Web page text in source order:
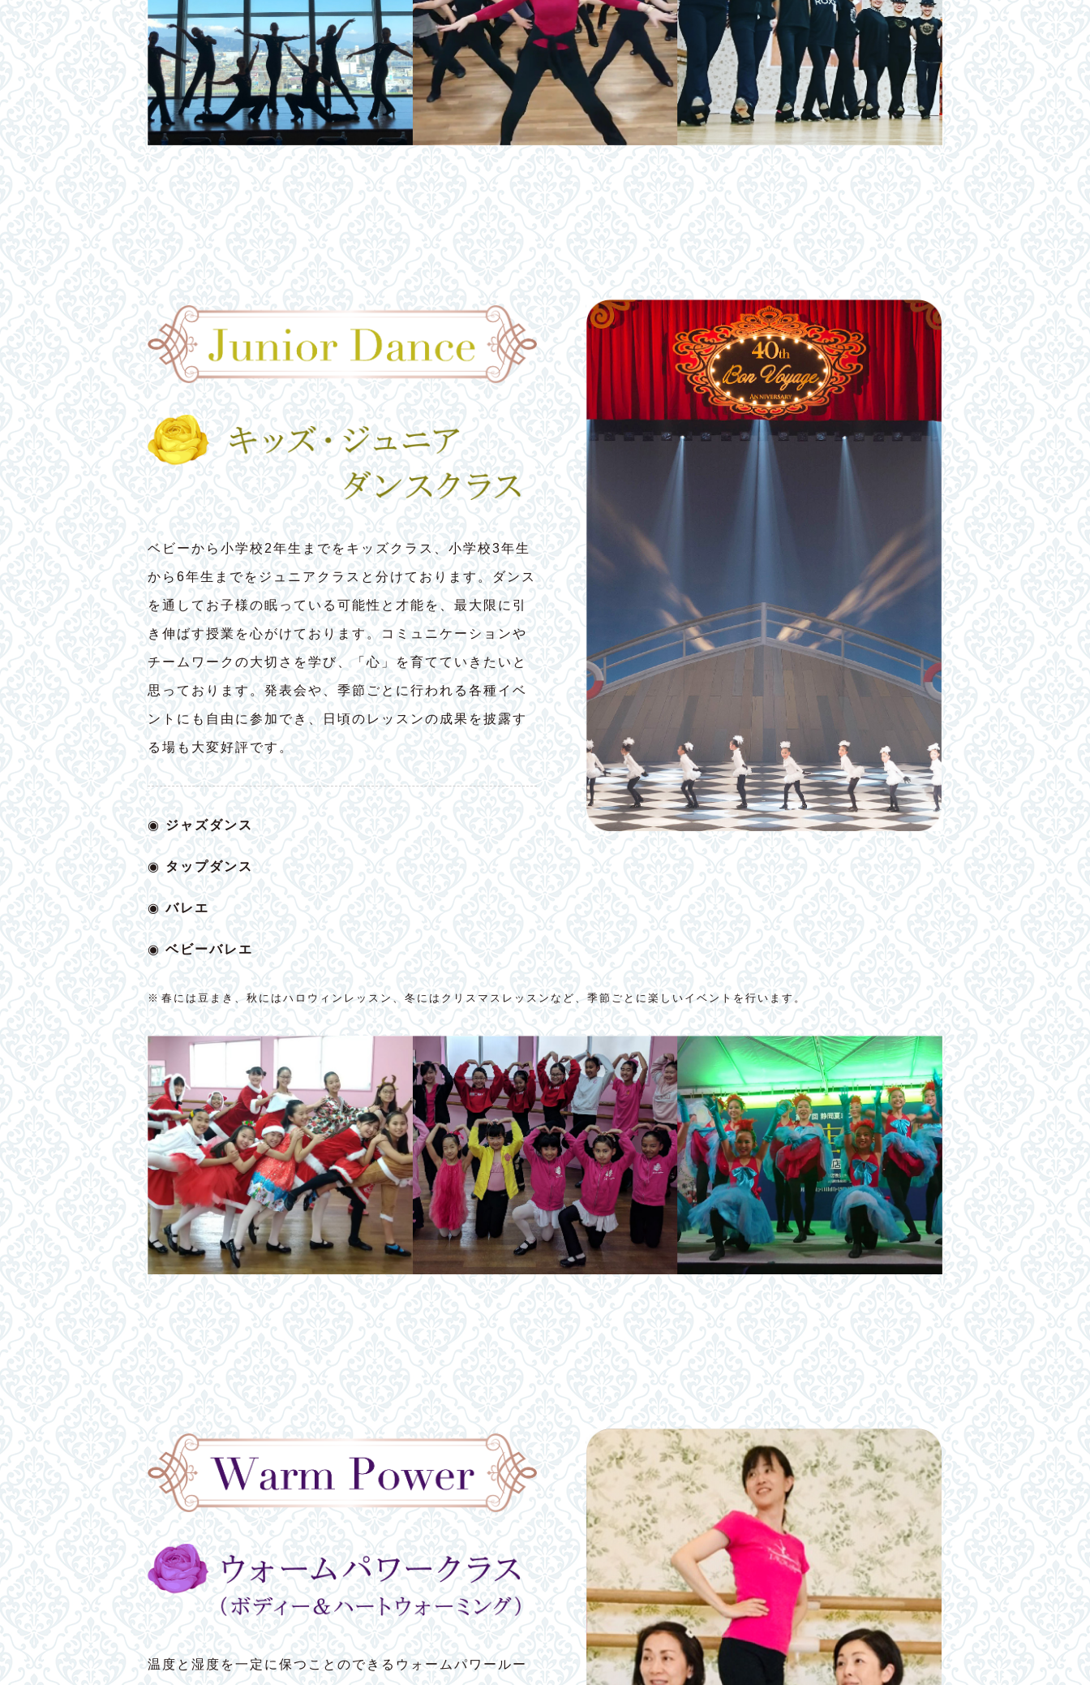
ベビーから小学校2年生までをキッズクラス、小学校3年生
から6年生までをジュニアクラスと分けております。ダンス
を通してお子様の眠っている可能性と才能を、最大限に引
き伸ばす授業を心がけております。コミュニケーションや
チームワークの大切さを学び、「心」を育てていきたいと
思っております。発表会や、季節ごとに行われる各種イベ
ントにも自由に参加でき、日頃のレッスンの成果を披露す
る場も大変好評です。
◉ ジャズダンス
◉ タップダンス
◉バレエ
◉ベビーバレエ
※春には豆まき、秋にはハロウィンレッスン、冬にはクリスマスレッスンなど、季節ごとに楽しいイベントを行います。
温度と湿度を一定に保つことのできるウォームパワールー